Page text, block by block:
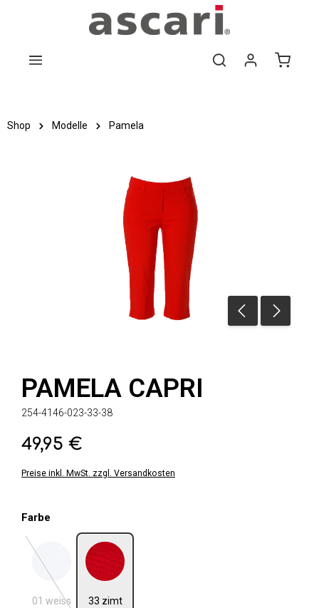
Zum Hauptinhalt springen
Shop Modelle Pamela
PAMELA CAPRI
254-4146-023-33-38
Regulärer Preis:
49,95 €
Preise inkl. MwSt. zzgl. Versandkosten
Farbe
01 weiss
01 weiss
(Diese Option ist zurzeit nicht verfügbar.)
33 zimt
33 zimt